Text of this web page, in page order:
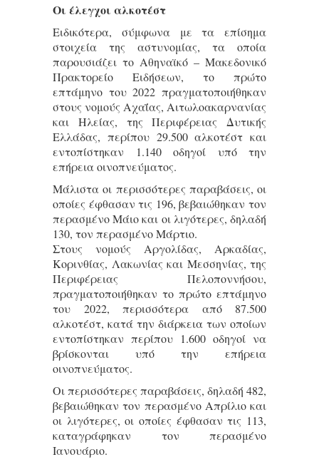
Οι έλεγχοι αλκοτέστ
Ειδικότερα, σύμφωνα με τα επίσημα
στοιχεία της αστυνομίας, τα οποία
παρουσιάζει το Αθηναϊκό – Μακεδονικό
Πρακτορείο Ειδήσεων, το πρώτο
επτάμηνο του 2022 πραγματοποιήθηκαν
στους νομούς Αχαΐας, Αιτωλοακαρνανίας
και Ηλείας, της Περιφέρειας Δυτικής
Ελλάδας, περίπου 29.500 αλκοτέστ και
εντοπίστηκαν 1.140 οδηγοί υπό την
επήρεια οινοπνεύματος.
Μάλιστα οι περισσότερες παραβάσεις, οι
οποίες έφθασαν τις 196, βεβαιώθηκαν τον
περασμένο Μάιο και οι λιγότερες, δηλαδή
130, τον περασμένο Μάρτιο.
Στους νομούς Αργολίδας, Αρκαδίας,
Κορινθίας, Λακωνίας και Μεσσηνίας, της
Περιφέρειας Πελοποννήσου,
πραγματοποιήθηκαν το πρώτο επτάμηνο
του 2022, περισσότερα από 87.500
αλκοτέστ, κατά την διάρκεια των οποίων
εντοπίστηκαν περίπου 1.600 οδηγοί να
βρίσκονται υπό την επήρεια
οινοπνεύματος.
Οι περισσότερες παραβάσεις, δηλαδή 482,
βεβαιώθηκαν τον περασμένο Απρίλιο και
οι λιγότερες, οι οποίες έφθασαν τις 113,
καταγράφηκαν τον περασμένο
Ιανουάριο.